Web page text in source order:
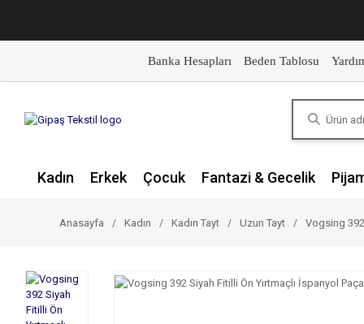
Banka Hesapları Beden Tablosu
Kadın Erkek Çocuk Fantazi & Gecelik
Anasayfa Kadın Kadın Tayt Uzun Tayt Vogsing 392